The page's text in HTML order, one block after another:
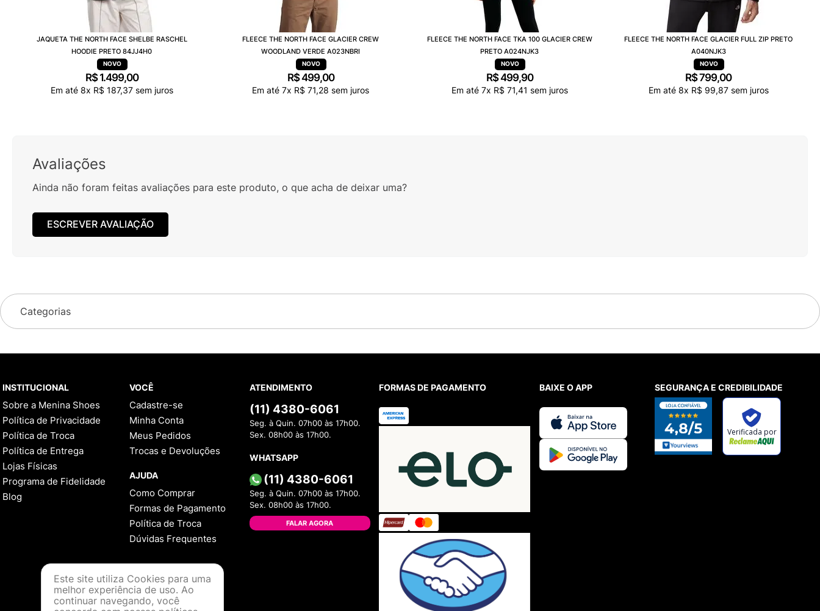
JAQUETA THE NORTH FACE SHELBE RASCHEL
HOODIE PRETO 84JJ4H0
R$ 1.499,00
Em até 8x R$ 187,37sem juros
FLEECE THE NORTH FACE GLACIER CREW
WOODLAND VERDE A023NBRI
R$499,00
Em até 7x R$ 71,28 sem juros
FLEECE THE NORTH FACE TKA 100 GLACIER CREW
PRETO A024NJK3
R$499,90
Em até 7x R$ 71,41 sem juros
FLEECE THE NORTH FACE GLACIER FULL ZIP PRETO
A040NJK3
R$799,00
Em até 8x R$ 99,87sem juros
Avaliações
Ainda não foram feitas avaliações para este produto, o que acha de deixar uma?
ESCREVER AVALIAÇÃO
Categorias
INSTITUCIONAL
Sobre a Menina Shoes
Política de Privacidade
Política de Troca
Política de Entrega
Lojas Físicas
Programa de Fidelidade
Blog
VOCÊ
Cadastre-se
Minha Conta
Meus Pedidos
Trocas e Devoluções
AJUDA
Como Comprar
Formas de Pagamento
Política de Troca
Dúvidas Frequentes
ATENDIMENTO
(11) 4380-6061
Seg. à Quin. 07h00 às 17h00.
Sex. 08h00 às 17h00.
WHATSAPP
(11) 4380-6061
Seg. à Quin. 07h00 às 17h00.
Sex. 08h00 às 17h00.
FALAR AGORA
FORMAS DE PAGAMENTO BAIXE O APP SEGURANÇA E CREDIBILIDADE
Este site utiliza Cookies para uma
melhor experiência de uso. Ao
continuar navegando, você